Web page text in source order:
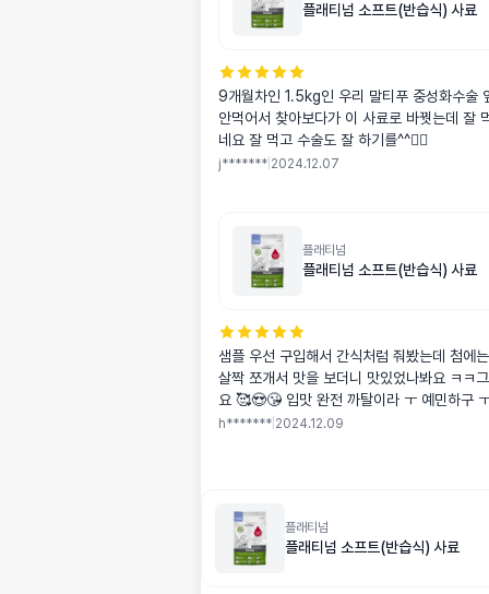
플래티넘 소프트(반습식) 사료
9개월차인 1.5kg인 우리 말티푸 중성화수술
안먹어서 찾아보다가 이 사료로 바꿧는데 잘
네요 잘 먹고 수술도 잘 하기를^^👍🏻
j******* 2024.12.07
플래티넘
플래티넘 소프트(반습식) 사료
샘플 우선 구입해서 간식처럼 줘봤는데 첨에
살짝 쪼개서 맛을 보더니 맛있었나봐요 ㅋㅋ
요 🥰😍😘 입맛 완전 까탈이라 ㅜ 예민하구
이라 맘에 안드는 맥아담스밖에 못먹이고 있
h******* 2024.12.09
플래티넘
플래티넘 소프트(반습식) 사료